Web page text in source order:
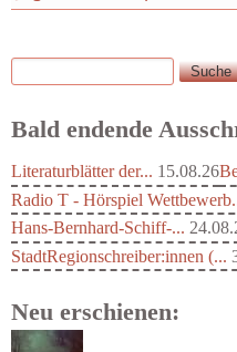
Suchformular
Suche
Bald endende
Literaturblätter der... 15.08.26
Radio T - Hörspiel
Hans-Bernhard-Schiff-...
StadtRegionschreiber:innen (...
Neu erschienen: